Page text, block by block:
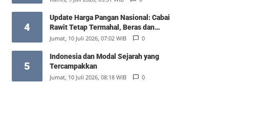
4
Update Harga Pangan Nasional: Cabai
Rawit Tetap Termahal, Beras dan
Minyak Goreng Stabil
Jumat, 10 Juli 2026, 07:02 WIB 0
5
Indonesia dan Modal Sejarah yang
Tercampakkan
Jumat, 10 Juli 2026, 08:18 WIB 0